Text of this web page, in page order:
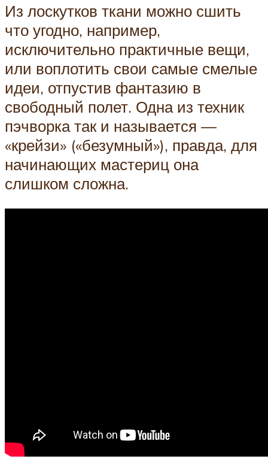
Из лоскутков ткани можно сшить
что угодно, например,
исключительно практичные вещи,
или воплотить свои самые смелые
идеи, отпустив фантазию в
свободный полет. Одна из техник
пэчворка так и называется —
«крейзи» («безумный»), правда, для
начинающих мастериц она
слишком сложна.